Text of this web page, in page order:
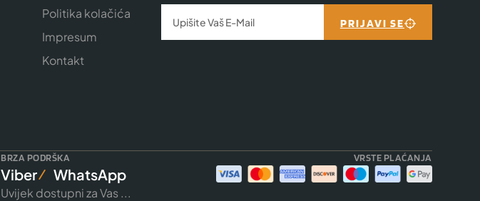
Politika kolačića
Impresum
Kontakt
PRIJAVI SE
BRZA PODRŠKA
Viber WhatsApp
Uvijek dostupni za Vas ...
VRSTE PLAĆANJA